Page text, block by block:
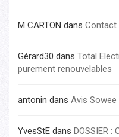
M CARTON dans Contact
Gérard30 dans Total
purement renouvelables
antonin dans Avis
YvesStE dans DOSSIER